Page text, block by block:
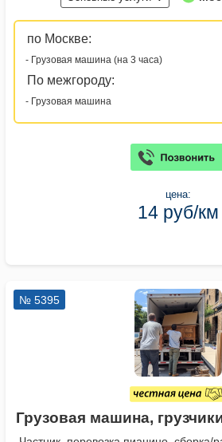
по Москве:
- Грузовая машина (на 3 часа)
По межгороду:
- Грузовая машина
цена:
14 руб/км
№ 5395
Грузовая машина,